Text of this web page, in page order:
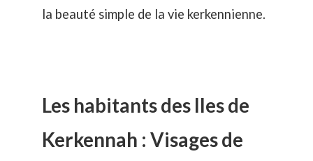
la beauté simple de la vie kerkennienne.
Les habitants des Iles de
Kerkennah : Visages de